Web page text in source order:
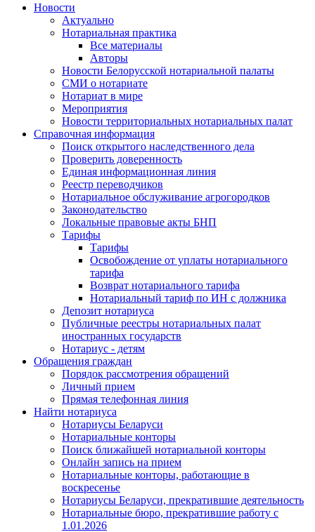
Новости
Актуально
Нотариальная практика
Все материалы
Авторы
Новости Белорусской нотариальной палаты
СМИ о нотариате
Нотариат в мире
Мероприятия
Новости территориальных нотариальных палат
Справочная информация
Поиск открытого наследственного дела
Проверить доверенность
Единая информационная линия
Реестр переводчиков
Нотариальное обслуживание агрогородков
Законодательство
Локальные правовые акты БНП
Тарифы
Тарифы
Освобождение от уплаты нотариального
тарифа
Возврат нотариального тарифа
Нотариальный тариф по ИН с должника
Депозит нотариуса
Публичные реестры нотариальных палат
иностранных государств
Нотариус - детям
Обращения граждан
Порядок рассмотрения обращений
Личный прием
Прямая телефонная линия
Найти нотариуса
Нотариусы Беларуси
Нотариальные конторы
Поиск ближайшей нотариальной конторы
Онлайн запись на прием
Нотариальные конторы, работающие в
воскресенье
Нотариусы Беларуси, прекратившие деятельность
Нотариальные бюро, прекратившие работу с
1.01.2026